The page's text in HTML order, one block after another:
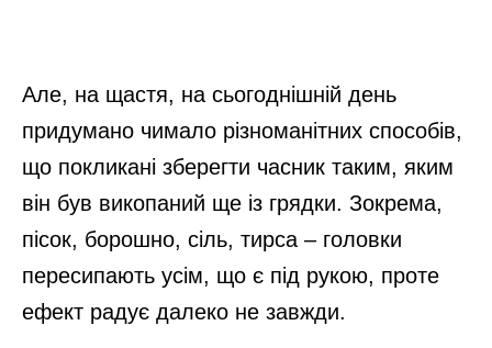
Але, на щастя, на сьогоднішній день
придумано чимало різноманітних способів,
що покликані зберегти часник таким, яким
він був викопаний ще із грядки. Зокрема,
пісок, борошно, сіль, тирса – головки
пересипають усім, що є під рукою, проте
ефект радує далеко не завжди.